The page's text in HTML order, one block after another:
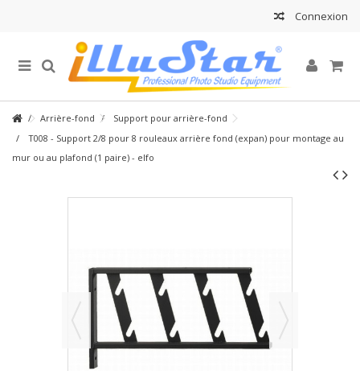
Connexion
Arrière-fond
Support pour arrière-fond
T008 - Support 2/8 pour 8 rouleaux arrière fond (expan) pour montage au
mur ou au plafond (1 paire) - elfo